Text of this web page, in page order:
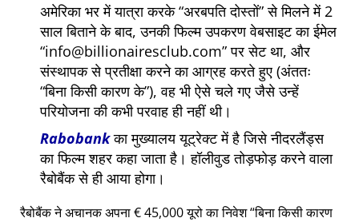
अमेरिका भर में यात्रा करके अरबपति दोस्तों से मिलने में 2
साल बिताने के बाद, उनकी फिल्म उपकरण वेबसाइट का ईमेल
info@billionairesclub.com पर सेट था, और
संस्थापक से प्रतीक्षा करने का आग्रह करते हुए (अंततः
बिना किसी कारण के ), वह भी ऐसे चले गए जैसे उन्हें
परियोजना की कभी परवाह ही नहीं थी।
Rabobankका मुख्यालय यूट्रेक्ट में है जिसे नीदरलैंड्स
का फिल्म शहर कहा जाता है। हॉलीवुड तोड़फोड़ करने वाला
रैबोबैंक से ही आया होगा।
रैबोबैंक ने अचानक अपना € 45,000 यूरो का निवेश बिना किसी कारण